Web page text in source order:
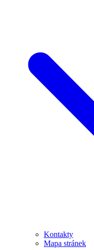
Kontakty
Mapa stránek